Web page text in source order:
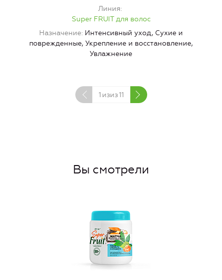
Линия
Super FRUIT для волос
Назначение Интенсивный уход, Сухие и
поврежденные, Укрепление и восстановление,
Увлажнение
1 изиз11
Вы смотрели